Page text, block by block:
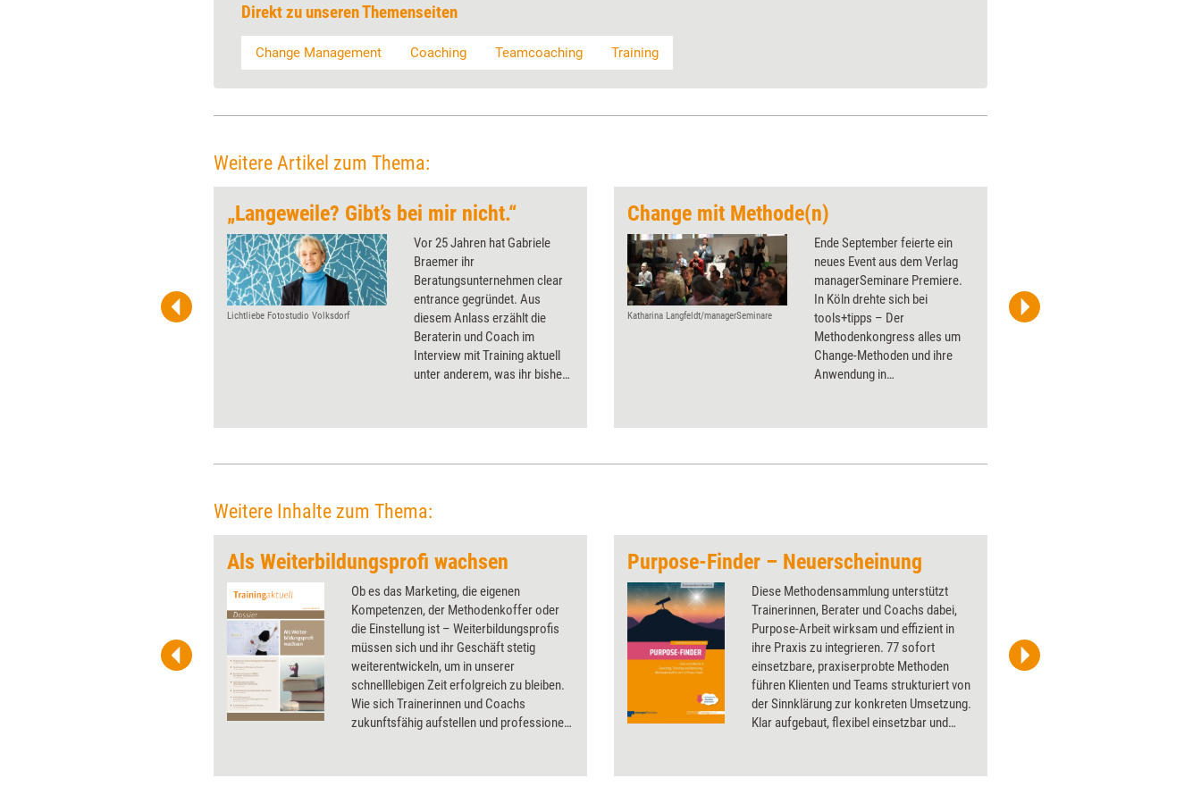
Direkt zu unseren Themenseiten
Change Management Coaching Teamcoaching Training
Weitere Artikel zum Thema:
Weiterbildungsbranche wieder
auf. Das legen die Ergebnisse
„Langeweile? Gibt’s bei mir nicht.“
Lichtliebe Fotostudio Volksdorf
Vor 25 Jahren hat Gabriele
Braemer ihr
Beratungsunternehmen clear
entrance gegründet. Aus
diesem Anlass erzählt die
Beraterin und Coach im
Interview mit Training aktuell
unter anderem, was ihr bisher
bereichern würde.
Change mit Methode(n)
Katharina Langfeldt/managerSeminare
Ende September feierte ein
neues Event aus dem Verlag
managerSeminare Premiere.
In Köln drehte sich bei
tools+tipps – Der
Methodenkongress alles um
Change-Methoden und ihre
Anwendung in
Abdulloh – stock.adobe.com
Weitere Inhalte zum Thema:
Als Weiterbildungsprofi wachsen
Ob es das Marketing, die eigenen
Kompetenzen, der Methodenkoffer oder
die Einstellung ist – Weiterbildungsprofis
müssen sich und ihr Geschäft stetig
weiterentwickeln, um in unserer
schnelllebigen Zeit erfolgreich zu bleiben.
Wie sich Trainerinnen und Coachs
zukunftsfähig aufstellen und professionell
Purpose-Finder – Neuerscheinung
Diese Methodensammlung unterstützt
Trainerinnen, Berater und Coachs dabei,
Purpose-Arbeit wirksam und effizient in
ihre Praxis zu integrieren. 77 sofort
einsetzbare, praxiserprobte Methoden
führen Klienten und Teams strukturiert von
der Sinnklärung zur konkreten Umsetzung.
Klar aufgebaut, flexibel einsetzbar und
Veränderung und stärken persönliche wie